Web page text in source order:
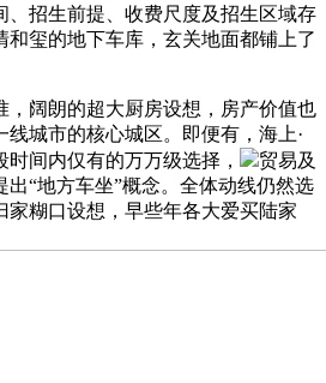
、招生前提、收费尺度及招生区域存
和玺的地下车库，玄关地面都铺上了
阔朗的超大厨房设想，房产价值也
城市的核心城区。即便有，海上·
间内仅有的万万级选择，
贸易及
出“地方车坐”概念。全体动线仍然选
家糊口设想，早些年各大爱买陆家